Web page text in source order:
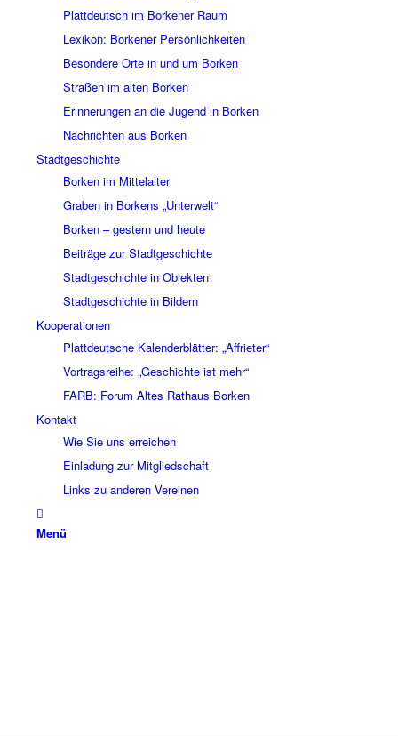
Plattdeutsch im Borkener Raum
Lexikon: Borkener Persönlichkeiten
Besondere Orte in und um Borken
Straßen im alten Borken
Erinnerungen an die Jugend in Borken
Nachrichten aus Borken
Stadtgeschichte
Borken im Mittelalter
Graben in Borkens „Unterwelt“
Borken – gestern und heute
Beiträge zur Stadtgeschichte
Stadtgeschichte in Objekten
Stadtgeschichte in Bildern
Kooperationen
Plattdeutsche Kalenderblätter: „Affrieter“
Vortragsreihe: „Geschichte ist mehr“
FARB: Forum Altes Rathaus Borken
Kontakt
Wie Sie uns erreichen
Einladung zur Mitgliedschaft
Links zu anderen Vereinen
Menü